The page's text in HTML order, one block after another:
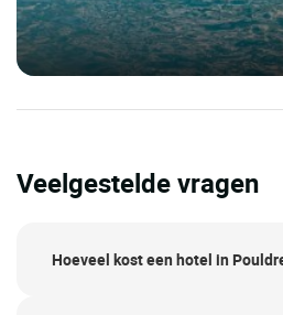
Veelgestelde vragen
Hoeveel kost een hotel in